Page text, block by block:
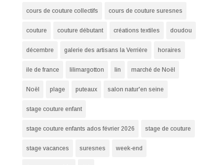
cours de couture collectifs cours de couture suresnes
couture couture débutant créations textiles doudou
décembre galerie des artisans la Verrière horaires
ile de france lilimargotton lin marché de Noël
Noël plage puteaux salon natur'en seine
stage couture enfant
stage couture enfants ados février 2026 stage de couture
stage vacances suresnes week-end